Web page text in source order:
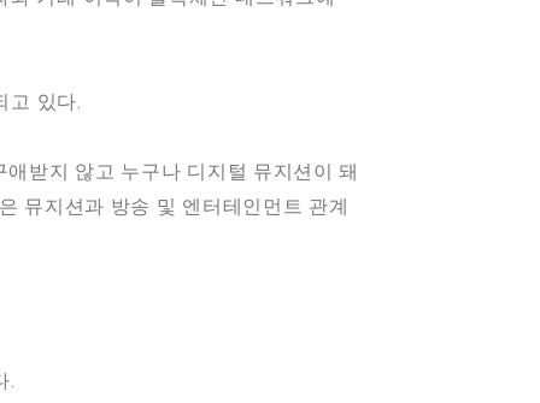
있다.
받지 않고 누구나 디지털 뮤지션이 돼
뮤지션과 방송 및 엔터테인먼트 관계
.